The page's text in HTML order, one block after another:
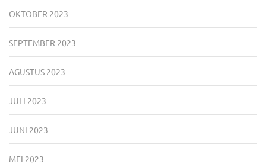
OKTOBER 2023
SEPTEMBER 2023
AGUSTUS 2023
JULI 2023
JUNI 2023
MEI 2023